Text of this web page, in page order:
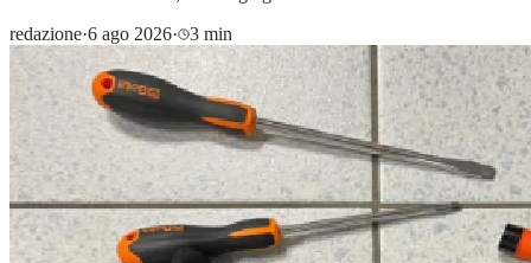
redazione·6 ago 2026· 3 min